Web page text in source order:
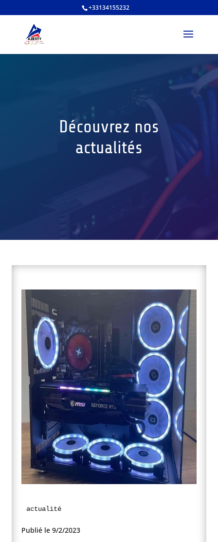
+33134155232
Découvrez nos
actualités
actualité
Publié le 9/2/2023